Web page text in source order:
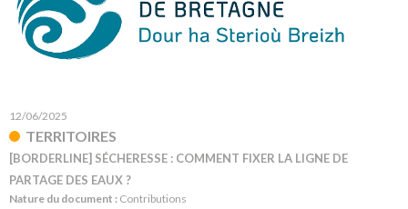
12/06/2025
TERRITOIRES
[BORDERLINE] SÉCHERESSE : COMMENT FIXER LA LIGNE DE
PARTAGE DES EAUX ?
Nature du document : Contributions